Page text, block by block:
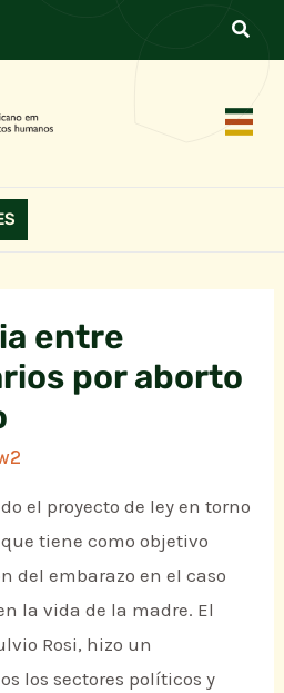
entre
por aborto
el proyecto de ley en torno
tiene como objetivo
del embarazo en el caso
la vida de la madre. El
Rosi, hizo un
los sectores políticos y